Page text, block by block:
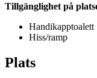
Tillgänglighet på
Handikapptoalett
Hiss/ramp
Plats